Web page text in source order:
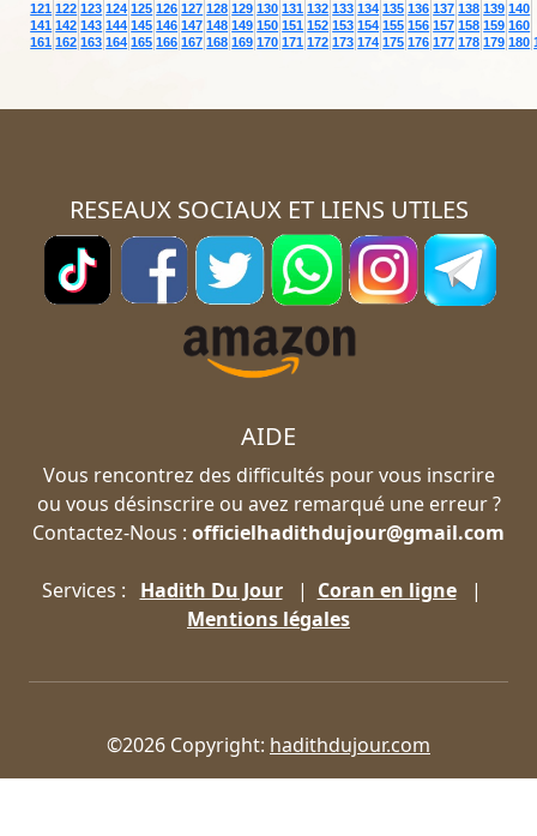
121 122 123 124 125 126 127 128 129 130 131 132 133 134 135 136 137 138 139 140
141 142 143 144 145 146 147 148 149 150 151 152 153 154 155 156 157 158 159 160
161 162 163 164 165 166 167 168 169 170 171 172 173 174 175 176 177 178 179 180
RESEAUX SOCIAUX ET LIENS UTILES
AIDE
Vous rencontrez des difficultés pour vous inscrire
ou vous désinscrire ou avez remarqué une erreur ?
Contactez-Nous : officielhadithdujour@gmail.com
Services : Hadith Du Jour| Coran en ligne|
Mentions légales
©2026 Copyright: hadithdujour.com